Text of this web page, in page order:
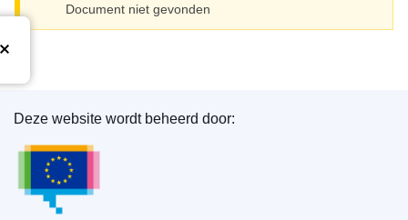
Document niet gevonden
Bureau voor publicaties van de Europese Unie
Deze website wordt beheerd door: